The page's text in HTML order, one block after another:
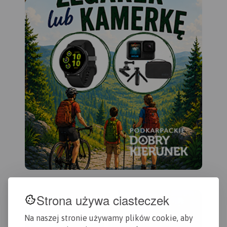
Strona używa ciasteczek
Na naszej stronie używamy plików cookie, aby